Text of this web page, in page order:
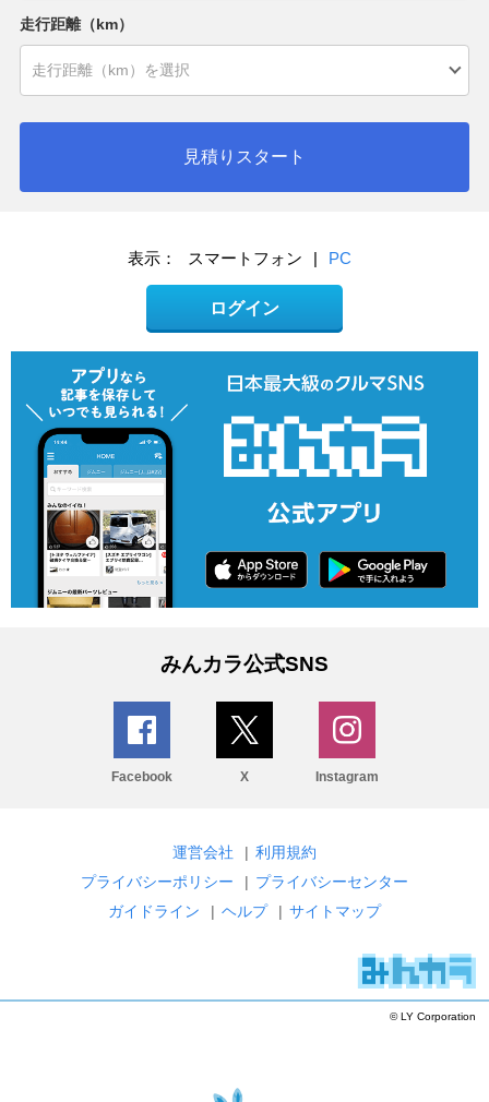
走行距離（km）
見積りスタート
表示： スマートフォン | PC
ログイン
みんカラ公式SNS
Facebook X Instagram
運営会社 | 利用規約
プライバシーポリシー
| プライバシーセンター
ガイドライン
| ヘルプ | サイトマップ
© LY Corporation